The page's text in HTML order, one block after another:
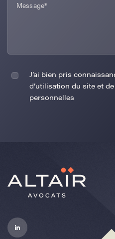
J’ai bien pris
d’utilisation du site et
personnelles